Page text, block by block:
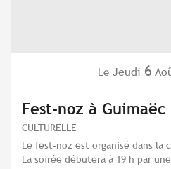
Le Jeudi 6
Fest-noz à Guimaëc
CULTURELLE
Le fest-noz est organisé dans la
La soirée débutera à 19 h par